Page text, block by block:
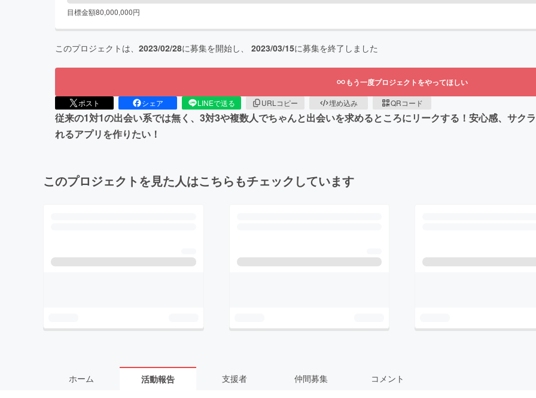
目標金額80,000,000円
このプロジェクトは、 2023/02/28に募集を開始し、 2023/03/15に募集を終了しました
もう一度プロジェクトをやってほしい
ポスト シェア LINEで送る URLコピー 埋め込み QRコード
従来の1対1の出会い系では無く、3対3や複数人でちゃんと出会いを求めるところにリークする！安心感、サク
れるアプリを作りたい！
このプロジェクトを見た人はこちらもチェックしています
ホーム 活動報告 支援者 仲間募集 コメント